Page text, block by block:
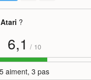
Atari ?
6,1 / 10
5 aiment, 3 pas